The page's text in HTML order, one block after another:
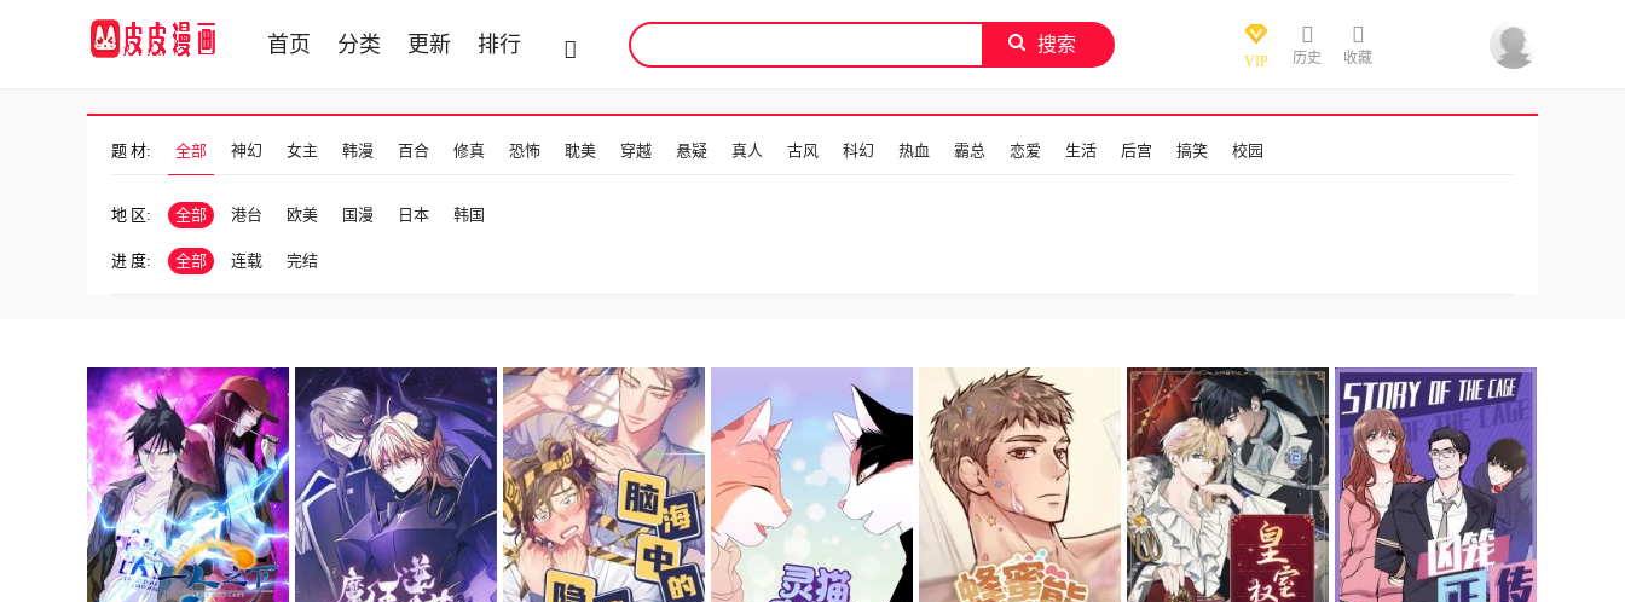
首页 分类 更新 排行 搜索
VIP 历史 收藏
题 材: 全部 神幻 女主 韩漫 百合 修真 恐怖 耽美 穿越 悬疑 真人 古风 科幻 热血 霸总 恋爱 生活 后宫 搞笑 校园
地 区: 全部 港台 欧美 国漫 日本 韩国
进 度: 全部 连载 完结